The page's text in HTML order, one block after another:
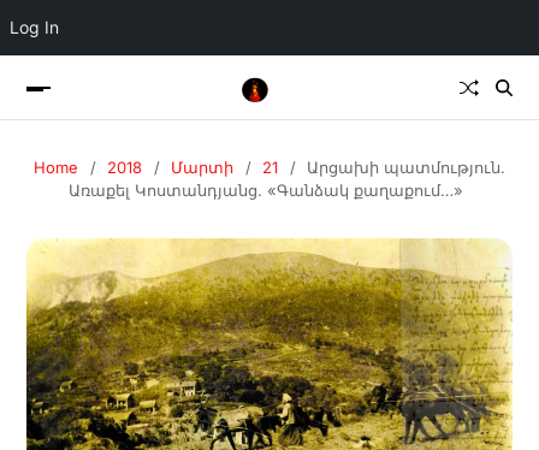
Log In
Home 2018 Մարտի 21
Արցախի պատմություն.
Առաքել Կոստանդյանց. «Գանձակ քաղաքում…»